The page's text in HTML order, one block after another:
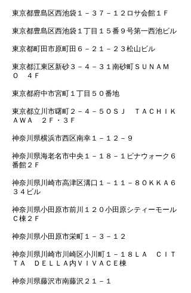
東京都豊島区西池袋１－３７－１２ロサ会館１Ｆ
東京都豊島区西池袋１丁目１５番９号第一西池ビル
東京都町田市原町田６－２１－２３松山ビル
東京都江東区新砂３－４－３１南砂町ＳＵＮＡＭ
Ｏ ４Ｆ
東京都府中市宮町１丁目５０番地
東京都立川市曙町２－４－５ＯＳＪ ＴＡＣＨＩＫ
ＡＷＡ ２Ｆ・３Ｆ
神奈川県横浜市西区南幸１－１２－９
神奈川県海老名市中央１－１８－１ビナウォーク６
番館２Ｆ
神奈川県川崎市高津区溝口１－１１－８ＯＫＫＡ６
３４ビル
神奈川県小田原市前川１２０小田原シティーモール
Ｃ棟２Ｆ
神奈川県小田原市栄町１－３－１２
神奈川県川崎市川崎区小川町１－１８ＬＡ ＣＩＴ
ＴＡ ＤＥＬＬＡ内ＶＩＶＡＣＥ棟
神奈川県藤沢市南藤沢２１－１